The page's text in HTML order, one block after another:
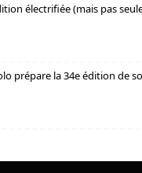
électrifiée (mais pas
prépare la 34e édition de